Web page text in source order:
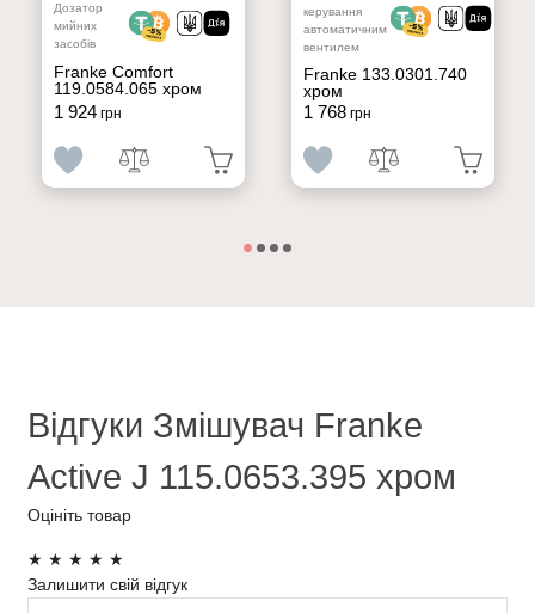
Дозатор
мийних
засобів
Franke Comfort
119.0584.065 хром
1 924грн
керування
автоматичним
вентилем
Franke 133.0301.740
хром
1 768грн
Відгуки Змішувач Franke
Active J 115.0653.395 хром
Оцініть товар
★ ★ ★ ★ ★
Залишити свій відгук